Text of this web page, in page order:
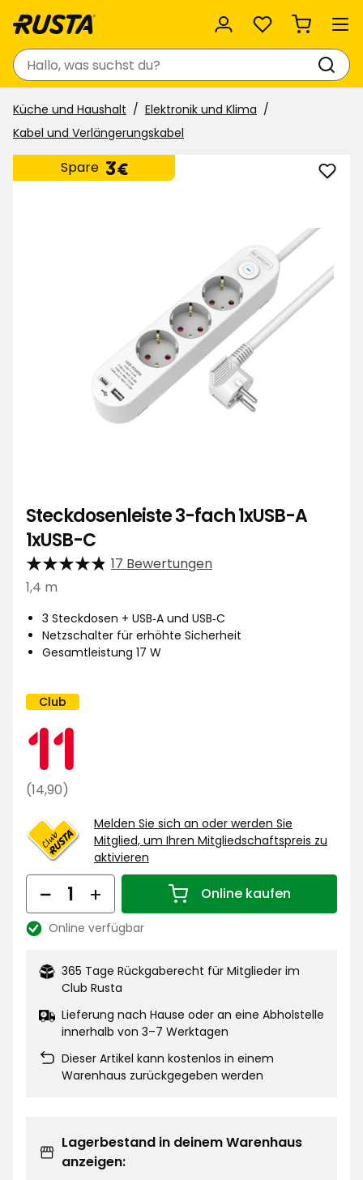
Favoriten
Suchen
Küche und Haushalt
Elektronik und Klima
Kabel und Verlängerungskabel
Spare Preis
3€3
€
Steckdosenleiste 3-fach 1xUSB-A
1xUSB-C
17 Bewertungen
1,4 m
3 Steckdosen + USB‑A und USB‑C
Netzschalter für erhöhte Sicherheit
Gesamtleistung 17 W
Kampagnenname:
Club
11
€
Regulärer
14,90
€
(14,90)
Melden Sie sich an oder werden Sie
Mitglied, um Ihren Mitgliedschaftspreis zu
aktivieren
Menge Online kaufen
Menge 1
Lagerbestand:
Online verfügbar
365 Tage Rückgaberecht für Mitglieder im
Club Rusta
Lieferung nach Hause oder an eine Abholstelle
innerhalb von 3–7 Werktagen
Dieser Artikel kann kostenlos in einem
Warenhaus zurückgegeben werden
Lagerbestand in deinem Warenhaus
anzeigen: